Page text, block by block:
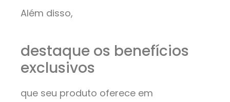
Além disso,
destaque os benefícios
exclusivos
que seu produto oferece em